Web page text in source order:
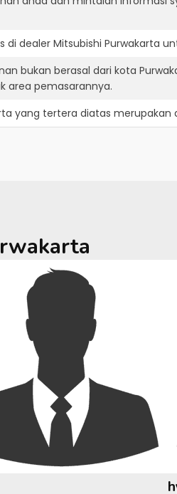
dealer Mitsubishi Purwakarta
bukan berasal dari kota
area pemasarannya.
yang tertera diatas merupakan